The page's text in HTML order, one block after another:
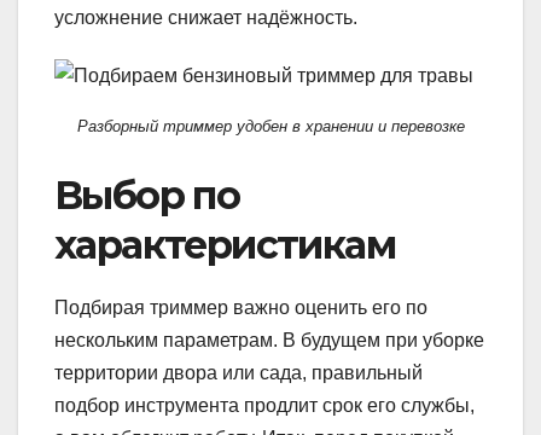
усложнение снижает надёжность.
Разборный триммер удобен в хранении и перевозке
Выбор по
характеристикам
Подбирая триммер важно оценить его по
нескольким параметрам. В будущем при уборке
территории двора или сада, правильный
подбор инструмента продлит срок его службы,